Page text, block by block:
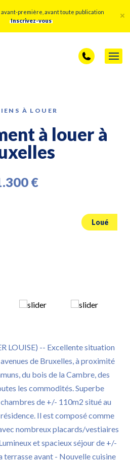
première, avant toute publication
Inscrivez-vous
À LOUER
à louer à
€
Loué
LOUISE) -- Excellente situation
de Bruxelles, à proximité
du bois de la Cambre, des
les commodités. Superbe
de +/- 110m2 situé au
Il est composé comme
nombreux placards/vestiaires
et spacieux séjour de +/-
terrasse avant - Nouvelle cuisine